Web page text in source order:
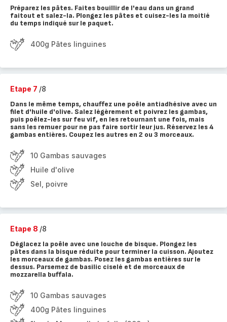
Préparez les pâtes. Faites bouillir de l'eau dans un grand
faitout et salez-la. Plongez les pâtes et cuisez-les la moitié
du temps indiqué sur le paquet.
400g Pâtes linguines
Etape 7 /8
Dans le même temps, chauffez une poêle antiadhésive avec un
filet d'huile d'olive. Salez légèrement et poivrez les gambas,
puis poêlez-les sur feu vif, en les retournant une fois, mais
sans les remuer pour ne pas faire sortir leur jus. Réservez les 4
gambas entières. Coupez les autres en 2 ou 3 morceaux.
10 Gambas sauvages
Huile d'olive
Sel, poivre
Etape 8 /8
Déglacez la poêle avec une louche de bisque. Plongez les
pâtes dans la bisque réduite pour terminer la cuisson. Ajoutez
les morceaux de gambas. Posez les gambas entières sur le
dessus. Parsemez de basilic ciselé et de morceaux de
mozzarella buffala.
10 Gambas sauvages
400g Pâtes linguines